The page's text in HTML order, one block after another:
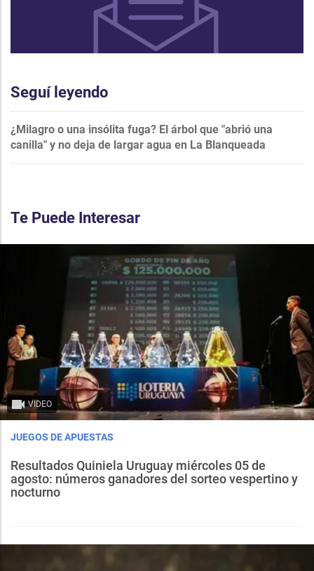
Seguí leyendo
¿Milagro o una insólita fuga? El árbol que "abrió una
canilla" y no deja de largar agua en La Blanqueada
Te Puede Interesar
VIDEO
JUEGOS DE APUESTAS
Resultados Quiniela Uruguay miércoles 05 de
agosto: números ganadores del sorteo vespertino y
nocturno